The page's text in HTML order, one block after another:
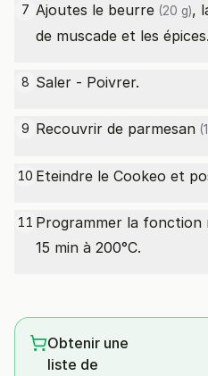
7 Ajoutes le beurre (20 g),
de muscade et les épices.
8 Saler - Poivrer.
9 Recouvrir de parmesan
10 Eteindre le Cookeo et
11 Programmer la fonction
15 min à 200°C.
Obtenir une
liste de